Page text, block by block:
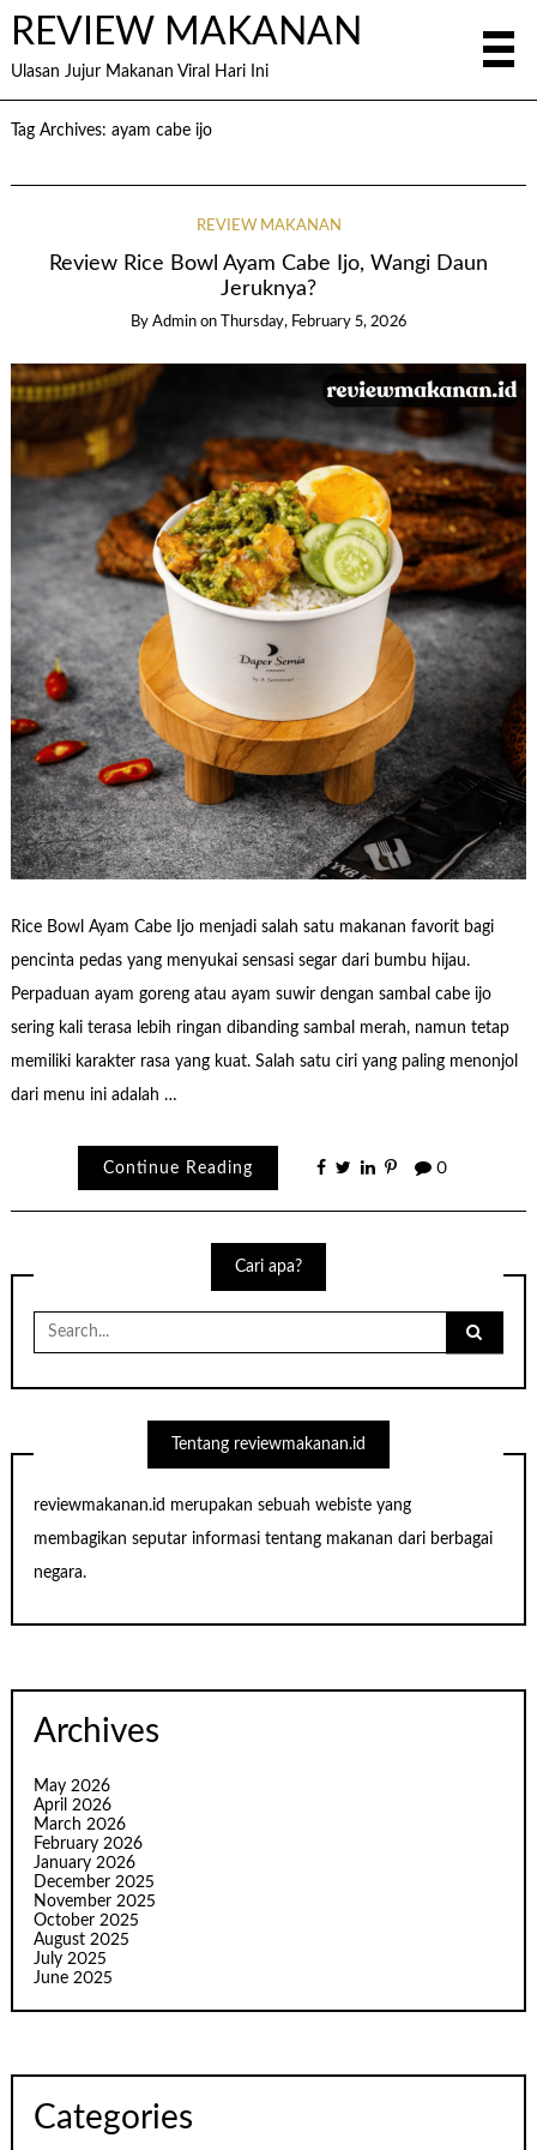
REVIEW MAKANAN
Ulasan Jujur Makanan Viral Hari Ini
Tag Archives: ayam cabe ijo
REVIEW MAKANAN
Review Rice Bowl Ayam Cabe Ijo, Wangi Daun
Jeruknya?
By Admin on Thursday, February 5, 2026
Rice Bowl Ayam Cabe Ijo menjadi salah satu makanan favorit bagi
pencinta pedas yang menyukai sensasi segar dari bumbu hijau.
Perpaduan ayam goreng atau ayam suwir dengan sambal cabe ijo
sering kali terasa lebih ringan dibanding sambal merah, namun tetap
memiliki karakter rasa yang kuat. Salah satu ciri yang paling menonjol
dari menu ini adalah …
Continue Reading 0
Cari apa?
Search
for:
Tentang reviewmakanan.id
reviewmakanan.id merupakan sebuah webiste yang
membagikan seputar informasi tentang makanan dari berbagai
negara.
Archives
May 2026
April 2026
March 2026
February 2026
January 2026
December 2025
November 2025
October 2025
August 2025
July 2025
June 2025
Categories